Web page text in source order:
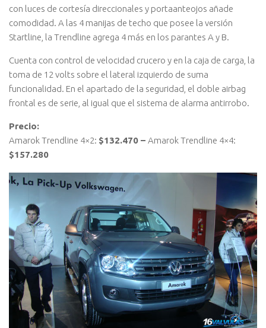
con luces de cortesía direccionales y portaanteojos añade
comodidad. A las 4 manijas de techo que posee la versión
Startline, la Trendline agrega 4 más en los parantes A y B.
Cuenta con control de velocidad crucero y en la caja de carga, la
toma de 12 volts sobre el lateral izquierdo de suma
funcionalidad. En el apartado de la seguridad, el doble airbag
frontal es de serie, al igual que el sistema de alarma antirrobo.
Precio:
Amarok Trendline 4×2: $132.470 – Amarok Trendline 4×4:
$157.280